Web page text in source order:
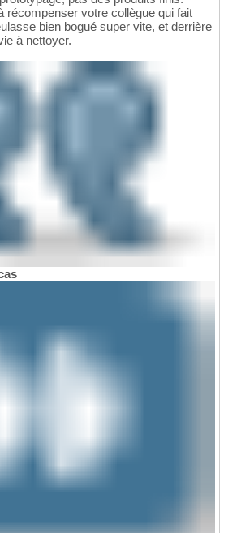
récompenser votre collègue qui fait
bien bogué super vite, et derrière
à nettoyer.